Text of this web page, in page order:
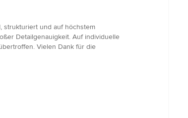
strukturiert und auf höchstem
Detailgenauigkeit. Auf individuelle
Vielen Dank für die